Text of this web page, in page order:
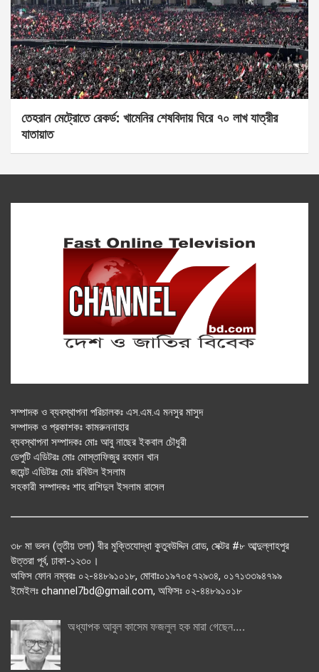
তেহরান মেট্রোতে রেকর্ড: খামেনির শেষবিদায় ঘিরে ৭০ লাখ যাত্রীর
যাতায়াত
সম্পাদক ও ব্যবস্থাপনা পরিচালকঃ এস.এম.এ মনসুর মাসুদ
সম্পাদক ও প্রকাশকঃ কামরুননাহার
ব্যবস্থাপনা সম্পাদকঃ মোঃ আবু নাছের ইকবাল চৌধুরী
ডেপুটি এডিটরঃ মোঃ মোস্তাফিজুর রহমান খান
জয়েন্ট এডিটরঃ মোঃ রবিউল ইসলাম
সহকারী সম্পাদকঃ শাহ রাশিদুল ইসলাম রাসেল
৩৮ মা ভবন (তৃতীয় তলা) বীর মুক্তিযোদ্ধা কুতুবউদ্দিন রোড, সেক্টর #৮ আব্দুল্লাহপুর
উত্তরা পূর্ব, ঢাকা-১২৩০।
অফিস ফোন নম্বরঃ ০২-৪৪৮৯১০১৮, মোবাঃ০১৯৭০৫৭২৯৩৪, ০১৭১৩৩৯৪৭৯৯
ইমেইলঃ channel7bd@gmail.com, অফিসঃ ০২-৪৪৮৯১০১৮
অধ্যাপক আবুল কাসেম ফজলুল হক মারা গেছেন….